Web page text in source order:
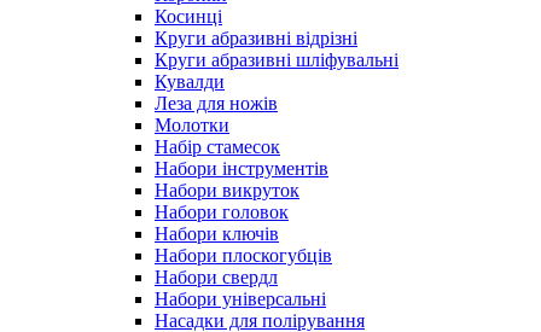
Косинці
Круги абразивні відрізні
Круги абразивні шліфувальні
Кувалди
Леза для ножів
Молотки
Набір стамесок
Набори інструментів
Набори викруток
Набори головок
Набори ключів
Набори плоскогубців
Набори свердл
Набори універсальні
Насадки для полірування